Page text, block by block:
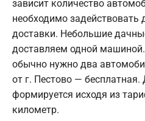
зависит количество
необходимо задействовать
доставки. Небольшие
доставляем одной
обычно нужно два
от г. Пестово — бесплатная.
формируется исходя из
километр.